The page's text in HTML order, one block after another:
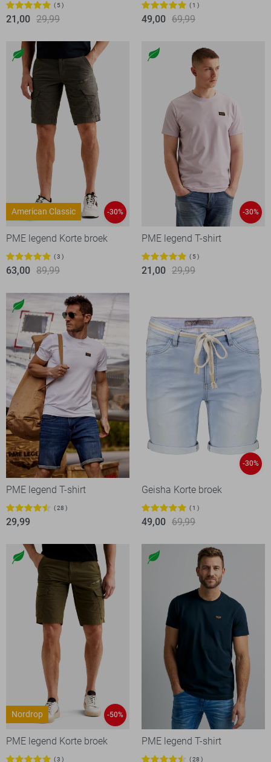
5
21,00 29,99
1
49,00 69,99
American Classic -30%
PME legend Korte broek
3
63,00 89,99
-30%
PME legend T-shirt
5
21,00 29,99
PME legend T-shirt
28
29,99
-30%
Geisha Korte broek
1
49,00 69,99
Nordrop -50%
PME legend Korte broek
3
PME legend T-shirt
28